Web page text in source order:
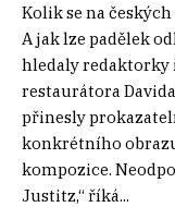
Kolik se na
A jak lze padělek
hledaly redaktorky
restaurátora
přinesly
konkrétního
kompozice.
Justitz,“ říká...